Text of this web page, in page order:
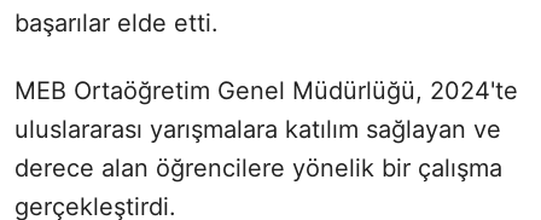
başarılar elde etti.
MEB Ortaöğretim Genel Müdürlüğü, 2024'te
uluslararası yarışmalara katılım sağlayan ve
derece alan öğrencilere yönelik bir çalışma
gerçekleştirdi.